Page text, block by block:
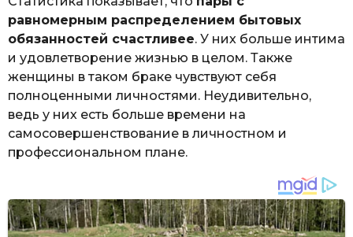
равномерным распределением бытовых
обязанностей счастливее. У них больше интима
и удовлетворение жизнью в целом. Также
женщины в таком браке чувствуют себя
полноценными личностями. Неудивительно,
ведь у них есть больше времени на
самосовершенствование в личностном и
профессиональном плане.